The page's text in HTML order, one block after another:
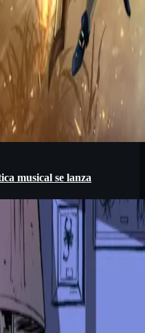
musical se lanza